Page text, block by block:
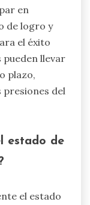
en
de logro y
el éxito
llevar
plazo,
del
estado de
el estado